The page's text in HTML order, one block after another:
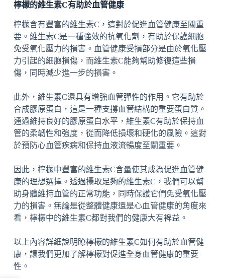
檸檬的維生素C有助於血管健康
檸檬含有豐富的維生素C，這對於促進血管健康至關重
要。維生素C是一種強效的抗氧化劑，有助於保護細胞
免受氧化壓力的損害。血管健康受損部分是由於氧化壓
力引起的細胞損傷，而維生素C能夠幫助修復這些損
傷，同時減少進一步的損害。
此外，維生素C還具有增強血管彈性的作用。它有助於
合成膠原蛋白，這是一種支撐血管結構的重要蛋白質。
通過維持良好的膠原蛋白水平，維生素C有助於保持血
管的柔韌性和強度，從而降低損壞和硬化的風險。這對
於預防心血管疾病和保持血液流暢度至關重要。
因此，檸檬中豐富的維生素C含量使其成為促進血管健
康的理想選擇。透過攝取足夠的維生素C，我們可以幫
助身體維持血管的正常功能，同時保護它們免受氧化壓
力的損害。無論是從整體健康還是心血管健康的角度來
看，檸檬中的維生素C都對我們的健康大有裨益。
以上內容詳細說明瞭檸檬的維生素C如何有助於血管健
康，讓我們更加了解檸檬對促進全身血管健康的重要
性。